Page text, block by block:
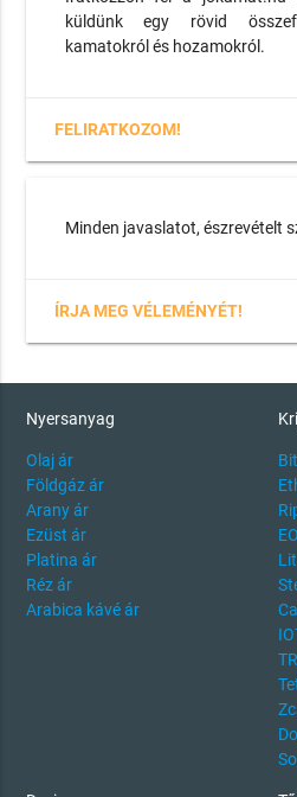
küldünk egy rövid
kamatokról és hozamokról.
FELIRATKOZOM!
Minden javaslatot, észrevételt
ÍRJA MEG VÉLEMÉNYÉT!
Nyersanyag
Olaj ár
Földgáz ár
Arany ár
Ezüst ár
Platina ár
Réz ár
Arabica kávé ár